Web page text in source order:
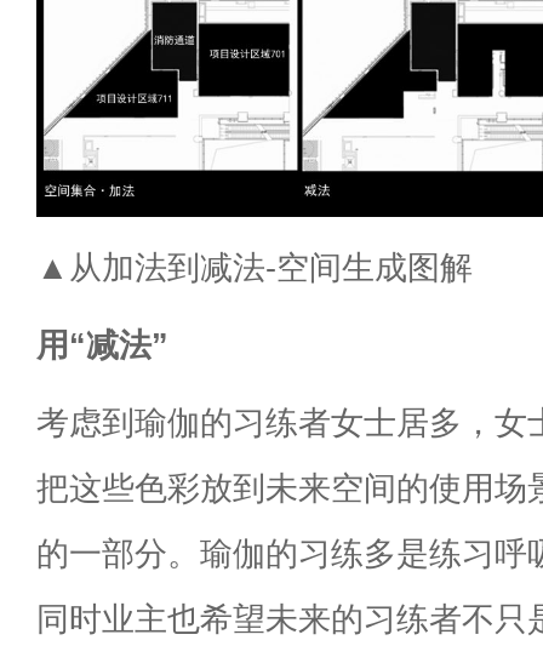
▲从加法到减法-空间生成图解
用“减法”
考虑到瑜伽的习练者女士居多，女
把这些色彩放到未来空间的使用场
的一部分。瑜伽的习练多是练习呼
同时业主也希望未来的习练者不只